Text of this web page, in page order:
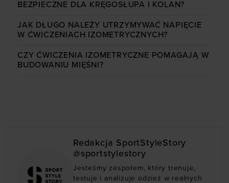
BEZPIECZNE DLA KRĘGOSŁUPA I KOLAN?
JAK DŁUGO NALEŻY UTRZYMYWAĆ NAPIĘCIE
W ĆWICZENIACH IZOMETRYCZNYCH?
CZY ĆWICZENIA IZOMETRYCZNE POMAGAJĄ W
BUDOWANIU MIĘŚNI?
Redakcja SportStyleStory
@sportstylestory
Jesteśmy zespołem, który trenuje,
testuje i analizuje odzież w realnych